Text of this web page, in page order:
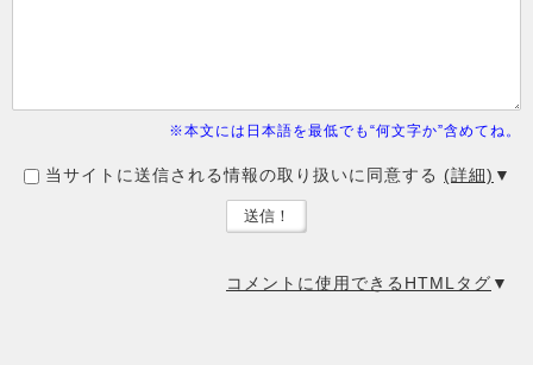
※本文には日本語を最低でも“何文字か”含めてね。
当サイトに送信される情報の取り扱いに同意する (詳細)
コメントに使用できるHTMLタグ